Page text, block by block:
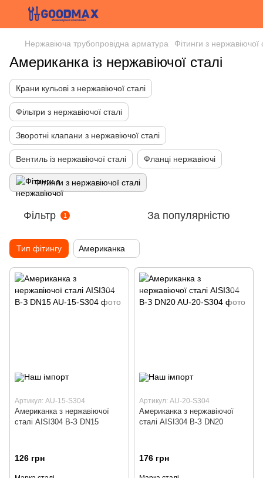
Нержавіюча трубопровідна арматура Фітинги з нержавіючої
Американка із нержавіючої сталі
Крани кульові з нержавіючої сталі
Фільтри з нержавіючої сталі
Зворотні клапани з нержавіючої сталі
Вентиль із нержавіючої сталі Фланці нержавіючі
Фітинги з нержавіючої сталі
Фільтр 1 За популярністю
Тип фітингу Американка
Артикул: AU-15-S304
Американка з нержавіючої
сталі AISI304 В-З DN15
126 грн
Артикул: AU-20-S304
Американка з нержавіючої
сталі AISI304 В-З DN20
176 грн